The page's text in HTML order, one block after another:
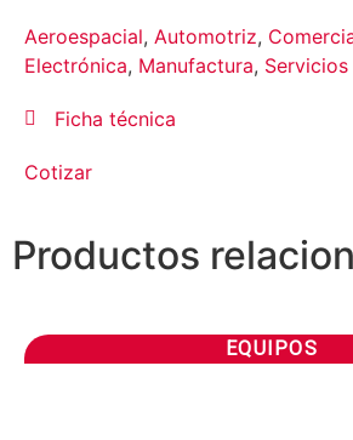
Aeroespacial, Automotriz,
Electrónica, Manufactura, Servicios
Ficha técnica
Cotizar
Productos
EQUIPOS